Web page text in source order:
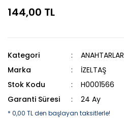
144,00 TL
Kategori
ANAHTARLAR
Marka
İZELTAŞ
Stok Kodu
H0001566
Garanti Süresi
24 Ay
* 0,00 TL den başlayan taksitlerle!